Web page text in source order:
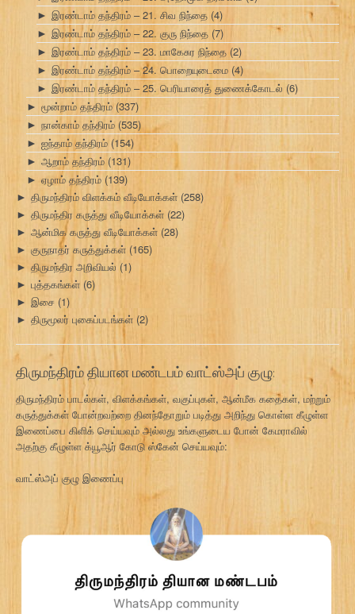
► இரண்டாம் தந்திரம் – 21. சிவ நிந்தை (4)
► இரண்டாம் தந்திரம் – 22. குரு நிந்தை (7)
► இரண்டாம் தந்திரம் – 23. மாகேசுர நிந்தை (2)
► இரண்டாம் தந்திரம் – 24. பொறையுடைமை (4)
► இரண்டாம் தந்திரம் – 25. பெரியாரைத் துணைக்கோடல் (6)
► மூன்றாம் தந்திரம் (337)
► நான்காம் தந்திரம் (535)
► ஐந்தாம் தந்திரம் (154)
► ஆறாம் தந்திரம் (131)
► ஏழாம் தந்திரம் (139)
► திருமந்திரம் விளக்கம் வீடியோக்கள் (258)
► திருமந்திர கருத்து வீடியோக்கள் (22)
► ஆன்மிக கருத்து வீடியோக்கள் (28)
► குருநாதர் கருத்துக்கள் (165)
► திருமந்திர அறிவியல் (1)
► புத்தகங்கள் (6)
► இசை (1)
► திருமூலர் புகைப்படங்கள் (2)
திருமந்திரம் தியான மண்டபம் வாட்ஸ்அப் குழு:
திருமந்திரம் பாடல்கள், விளக்கங்கள், வகுப்புகள், ஆன்மீக கதைகள், மற்றும்
கருத்துக்கள் போன்றவற்றை தினந்தோறும் படித்து அறிந்து கொள்ள கீழுள்ள
இணைப்பை கிளிக் செய்யவும் அல்லது உங்களுடைய போன் கேமராவில்
அதற்கு கீழுள்ள க்யூஆர் கோடு ஸ்கேன் செய்யவும்:
வாட்ஸ்அப் குழு இணைப்பு